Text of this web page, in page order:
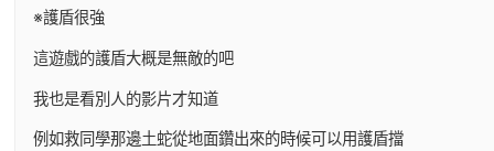
※護盾很強
這遊戲的護盾大概是無敵的吧
我也是看別人的影片才知道
例如救同學那邊土蛇從地面鑽出來的時候可以用護盾擋